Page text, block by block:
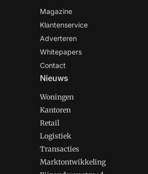
Magazine
Klantenservice
Adverteren
Whitepapers
Contact
Nieuws
Woningen
Kantoren
Retail
Logistiek
Transacties
Marktontwikkeling